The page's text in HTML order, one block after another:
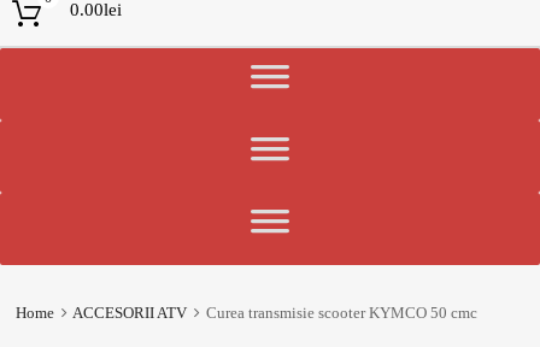
0.00lei
Home ACCESORII ATV Curea transmisie scooter KYMCO 50 cmc